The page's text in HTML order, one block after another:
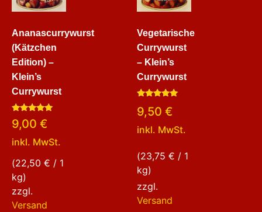
Ananascurrywurst
(Kätzchen
Edition) –
Klein’s
Currywurst
Bewertet
mit
von 5
9,00 €
inkl. MwSt.
(22,50 € / 1
kg)
zzgl.
Versand
Vegetarische
Currywurst
– Klein’s
Currywurst
mit
5.00
von 5
9,50 €
inkl. MwSt.
(23,75 € / 1
kg)
zzgl.
Versand